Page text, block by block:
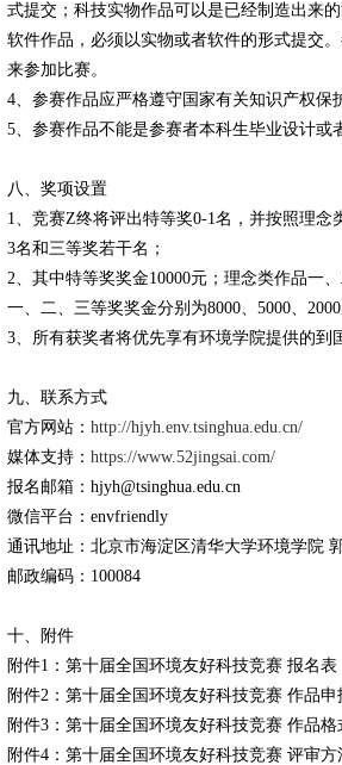
式提交；科技实物作品可以是已经制造出来
软件作品，必须以实物或者软件的形式提交
来参加比赛。
4、参赛作品应严格遵守国家有关知识产权
5、参赛作品不能是参赛者本科生毕业设计或
八、奖项设置
1、竞赛Z终将评出特等奖0-1名，并按照理
3名和三等奖若干名；
2、其中特等奖奖金10000元；理念类作品一
一、二、三等奖奖金分别为8000、5000、2000
3、所有获奖者将优先享有环境学院提供的到
九、联系方式
官方网站： http://hjyh.env.tsinghua.edu.cn/
媒体支持： https://www.52jingsai.com/
报名邮箱：hjyh@tsinghua.edu.cn
微信平台：envfriendly
通讯地址：北京市海淀区清华大学环境学院
邮政编码：100084
十、附件
附件1：第十届全国环境友好科技竞赛 报名表
附件2：第十届全国环境友好科技竞赛 作品申
附件3：第十届全国环境友好科技竞赛 作品格
附件4：第十届全国环境友好科技竞赛 评审方